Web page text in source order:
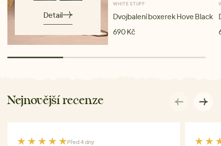
Detail
WHITE STUFF
Dvojbalení boxerek Hove Black
690 Kč
Nejnovější recenze
Před 4 dny